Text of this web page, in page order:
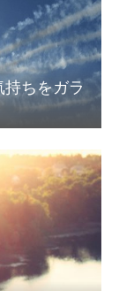
ちをガラ